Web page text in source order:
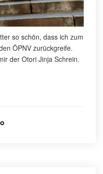
so schön, dass ich zum
ÖPNV zurückgreife.
der Otori Jinja Schrein.